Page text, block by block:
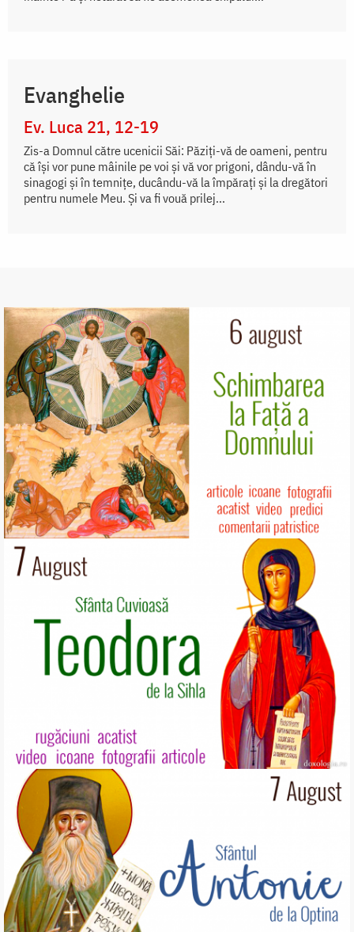
Evanghelie
Ev. Luca 21, 12-19
Zis-a Domnul către ucenicii Săi: Păziți-vă de oameni, pentru
că își vor pune mâinile pe voi și vă vor prigoni, dându-vă în
sinagogi și în temnițe, ducându-vă la împărați și la dregători
pentru numele Meu. Și va fi vouă prilej...